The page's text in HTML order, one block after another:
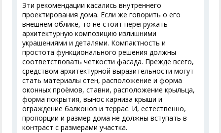
Эти рекомендации касались внутреннего
проектирования дома. Если же говорить о его
внешнем облике, то не стоит перегружать
архитектурную композицию излишними
украшениями и деталями. Компактность и
простота функционального решения должны
соответствовать четкости фасада. Прежде всего,
средством архитектурной выразительности могут
стать материалы стен, расположение и форма
оконных проёмов, ставни, расположение крыльца,
форма покрытия, вынос карниза крыши и
ограждение балконов и террас. И, естественно,
пропорции и размер дома не должны вступать в
контраст с размерами участка.